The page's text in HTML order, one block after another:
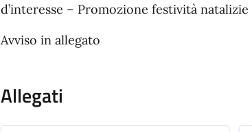
d’interesse – Promozione festività natalizie
Avviso in allegato
Allegati